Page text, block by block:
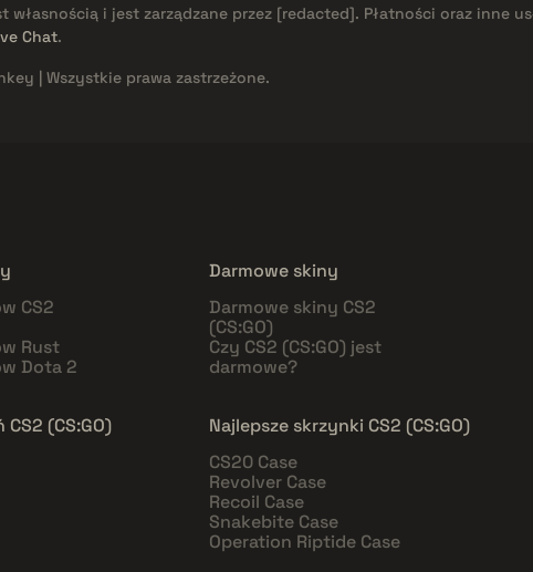
własnością i jest zarządzane przez [redacted]. Płatności oraz inne
Chat.
| Wszystkie prawa zastrzeżone.
CS2
Rust
Dota 2
Darmowe skiny
Darmowe skiny CS2
(CS:GO)
Czy CS2 (CS:GO) jest
darmowe?
(CS:GO)
Najlepsze skrzynki CS2 (CS:GO)
CS20 Case
Revolver Case
Recoil Case
Snakebite Case
Operation Riptide Case